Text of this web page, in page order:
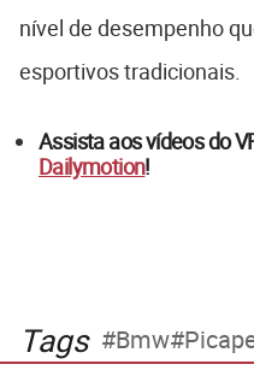
nível de desempenho
esportivos tradicionais.
Assista aos vídeos do
Dailymotion!
Tags Bmw